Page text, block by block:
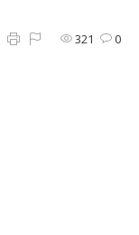
321 0